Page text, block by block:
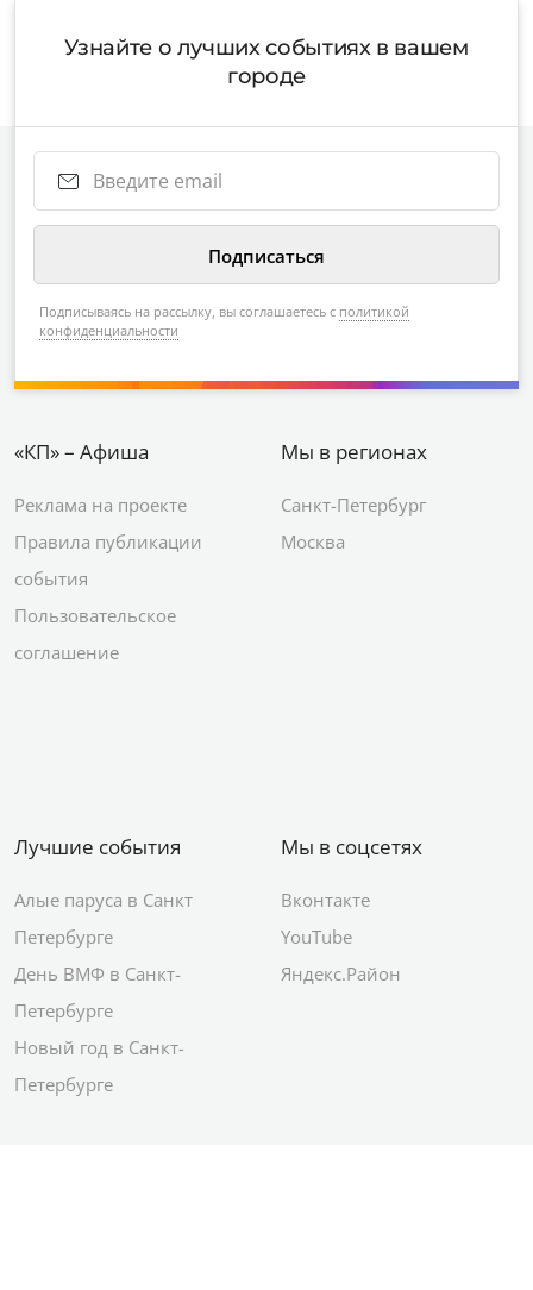
Узнайте о лучших событиях в вашем
городе
Подписываясь на рассылку, вы соглашаетесь с политикой
конфиденциальности
«КП» – Афиша
Реклама на проекте
Правила публикации
события
Пользовательское
соглашение
Мы в регионах
Санкт-Петербург
Москва
Лучшие события
Алые паруса в Санкт
Петербурге
День ВМФ в Санкт-
Петербурге
Новый год в Санкт-
Петербурге
Мы в соцсетях
Вконтакте
YouTube
Яндекс.Район